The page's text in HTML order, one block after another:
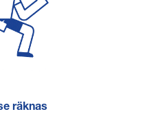
räknas